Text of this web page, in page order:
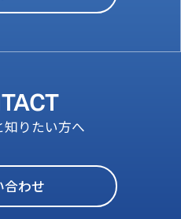
りたい方へ
合わせ